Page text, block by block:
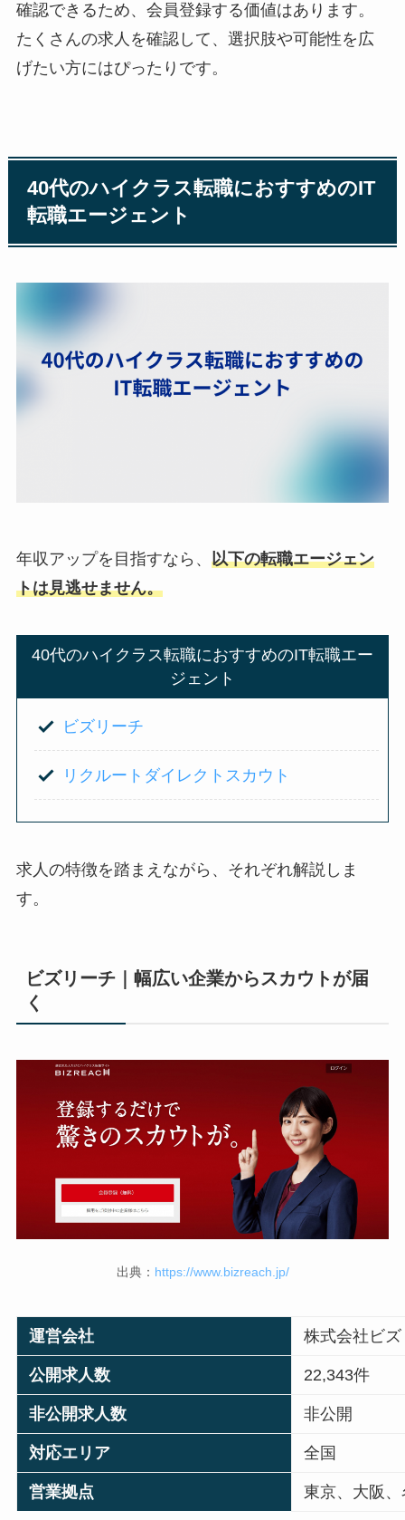
確認できるため、会員登録する価値はあります。
たくさんの求人を確認して、選択肢や可能性を広
げたい方にはぴったりです。
40代のハイクラス転職におすすめのIT
転職エージェント
年収アップを目指すなら、 以下の転職エージェン
トは見逃せません。
40代のハイクラス転職におすすめのIT転職エー
ジェント
ビズリーチ
リクルートダイレクトスカウト
求人の特徴を踏まえながら、それぞれ解説しま
す。
ビズリーチ｜幅広い企業からスカウトが届
く
出典： https://www.bizreach.jp/
運営会社 株式会社ビ
公開求人数 22,343件
非公開求人数 非公開
対応エリア 全国
営業拠点 東京、大阪